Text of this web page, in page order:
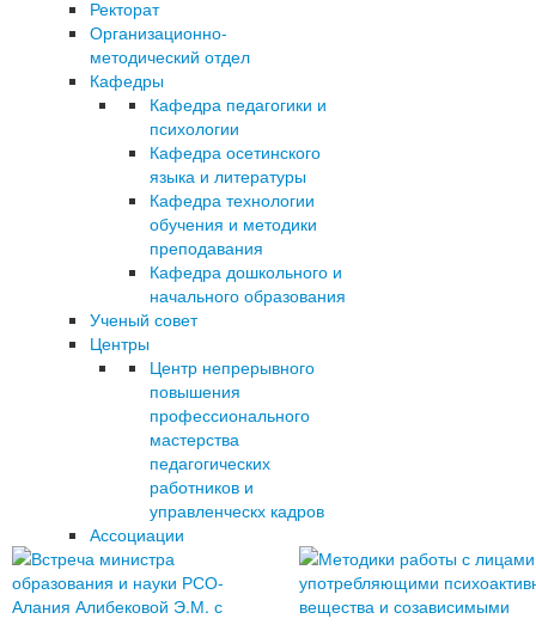
Ректорат
Организационно-
методический отдел
Кафедры
Кафедра педагогики и
психологии
Кафедра осетинского
языка и литературы
Кафедра технологии
обучения и методики
преподавания
Кафедра дошкольного и
начального образования
Ученый совет
Центры
Центр непрерывного
повышения
профессионального
мастерства
педагогических
работников и
управленческх кадров
Ассоциации